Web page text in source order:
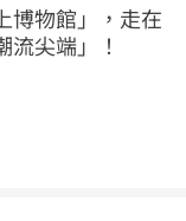
博物館」，走在
流尖端」！